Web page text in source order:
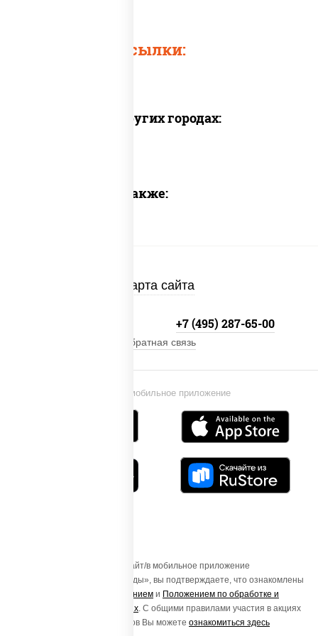
Быстрые ссылки:
Доставка в других городах:
Предлагаем также:
Карта сайта
Установи мобильное приложение
+7 (495) 287-65-00
Обратная связь
Осуществляя вход на этот Сайт/в мобильное приложение
«ПиццаСушиВок - доставка еды», вы подтверждаете, что ознакомлены
Пользовательским соглашением и Положением по обработке и
защите персональных данных. С общими правилами участия в акциях
и порядке получения подарков Вы можете ознакомиться здесь